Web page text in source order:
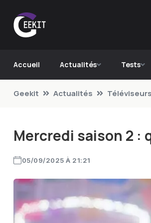
Accueil Actualités Tests
Geekit Actualités
Mercredi saison 2 :
05/09/2025 À 21:21